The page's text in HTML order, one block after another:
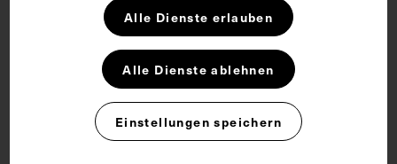
Zugehörige Objekte
Alle Dienste erlauben
Alle Dienste ablehnen
Einstellungen speichern